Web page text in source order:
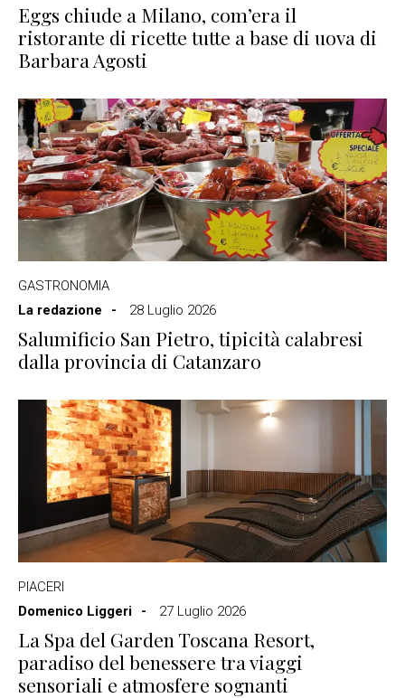
Eggs chiude a Milano, com’era il
ristorante di ricette tutte a base di uova di
Barbara Agosti
GASTRONOMIA
La redazione
28 Luglio 2026
Salumificio San Pietro, tipicità calabresi
dalla provincia di Catanzaro
PIACERI
Domenico Liggeri
27 Luglio 2026
La Spa del Garden Toscana Resort,
paradiso del benessere tra viaggi
sensoriali e atmosfere sognanti